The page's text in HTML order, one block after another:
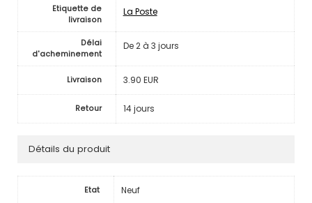
Etiquette de
livraison
La Poste
Délai
d'acheminement
De 2 à 3 jours
Livraison 3.90 EUR
Retour 14 jours
Détails du produit
Etat Neuf